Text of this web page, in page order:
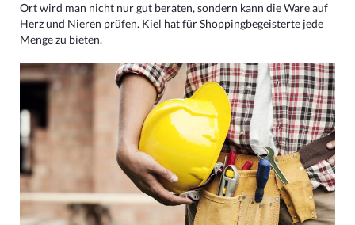
Ort wird man nicht nur gut beraten, sondern kann die Ware auf
Herz und Nieren prüfen. Kiel hat für Shoppingbegeisterte jede
Menge zu bieten.